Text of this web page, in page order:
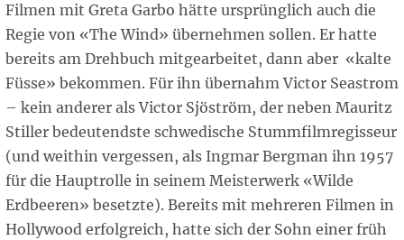
Filmen mit Greta Garbo hätte ursprünglich auch die
Regie von «The Wind» übernehmen sollen. Er hatte
bereits am Drehbuch mitgearbeitet, dann aber «kalte
Füsse» bekommen. Für ihn übernahm Victor Seastrom
– kein anderer als Victor Sjöström, der neben Mauritz
Stiller bedeutendste schwedische Stummfilmregisseur
(und weithin vergessen, als Ingmar Bergman ihn 1957
für die Hauptrolle in seinem Meisterwerk «Wilde
Erdbeeren» besetzte). Bereits mit mehreren Filmen in
Hollywood erfolgreich, hatte sich der Sohn einer früh